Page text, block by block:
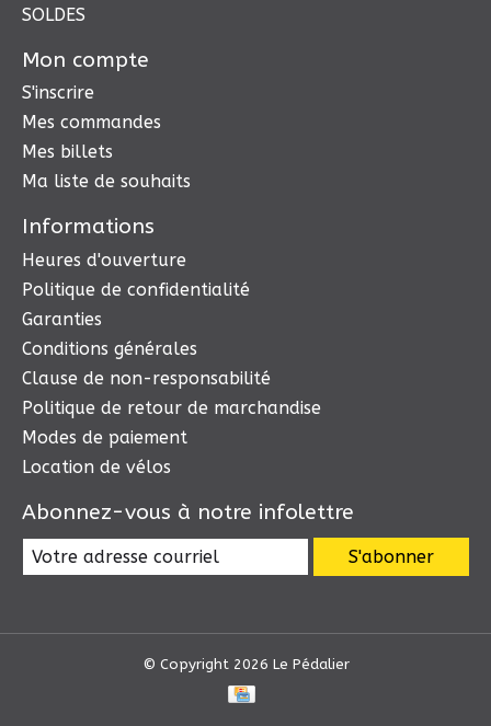
SOLDES
Mon compte
S'inscrire
Mes commandes
Mes billets
Ma liste de souhaits
Informations
Heures d'ouverture
Politique de confidentialité
Garanties
Conditions générales
Clause de non-responsabilité
Politique de retour de marchandise
Modes de paiement
Location de vélos
Abonnez-vous à notre infolettre
S'abonner
© Copyright 2026 Le Pédalier